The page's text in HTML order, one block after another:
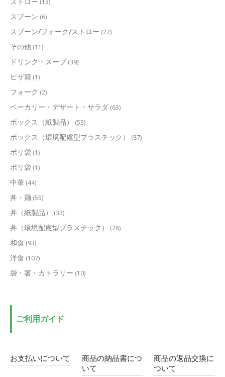
(13)
スプーン (6)
スプーン/フォーク/ストロー (22)
その他 (11)
ドリンク・スープ (39)
ピザ箱 (1)
フォーク (2)
ベーカリー・デザート・サラダ (63)
ボックス（紙製品） (53)
ボックス（環境配慮型プラスチック） (87)
ポリ袋 (1)
ポリ袋 (1)
中華 (44)
丼・麺 (55)
丼（紙製品） (33)
丼（環境配慮型プラスチック） (28)
和食 (93)
洋食 (107)
袋・箸・カトラリー (10)
ご利用ガイド
お支払いについて
商品の納品書につ
いて
商品の返品交換に
ついて